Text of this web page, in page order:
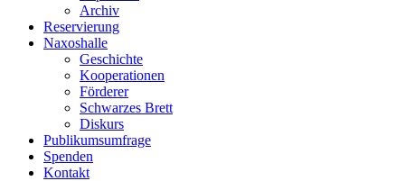
Archiv
Reservierung
Naxoshalle
Geschichte
Kooperationen
Förderer
Schwarzes Brett
Diskurs
Publikumsumfrage
Spenden
Kontakt